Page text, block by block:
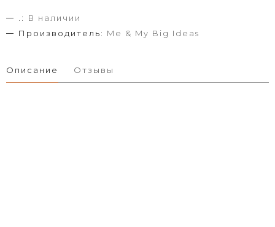
.:
В наличии
Производитель: Me & My Big Ideas
Описание Отзывы